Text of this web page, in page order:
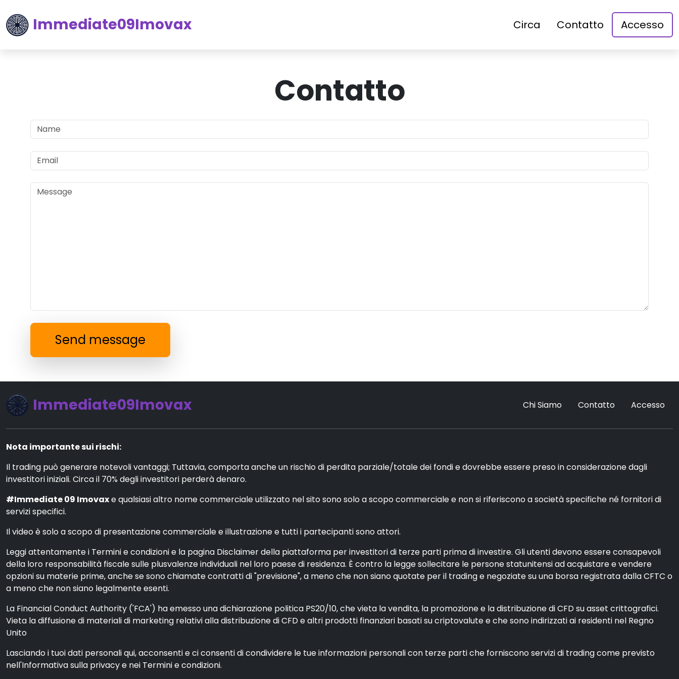
Immediate09Imovax Circa Contatto Accesso
Contatto
Send message
Immediate09Imovax Chi Siamo Contatto Accesso
Nota importante sui rischi:
Il trading può generare notevoli vantaggi; Tuttavia, comporta anche un rischio di perdita parziale/totale dei fondi e dovrebbe essere preso in considerazione dagli
investitori iniziali. Circa il 70% degli investitori perderà denaro.
#Immediate 09 Imovaxe qualsiasi altro nome commerciale utilizzato nel sito sono solo a scopo commerciale e non si riferiscono a società specifiche né fornitori di
servizi specifici.
Il video è solo a scopo di presentazione commerciale e illustrazione e tutti i partecipanti sono attori.
Leggi attentamente i Termini e condizioni e la pagina Disclaimer della piattaforma per investitori di terze parti prima di investire. Gli utenti devono essere consapevoli
della loro responsabilità fiscale sulle plusvalenze individuali nel loro paese di residenza. È contro la legge sollecitare le persone statunitensi ad acquistare e vendere
opzioni su materie prime, anche se sono chiamate contratti di "previsione", a meno che non siano quotate per il trading e negoziate su una borsa registrata dalla CFTC o
a meno che non siano legalmente esenti.
La Financial Conduct Authority ('FCA') ha emesso una dichiarazione politica PS20/10, che vieta la vendita, la promozione e la distribuzione di CFD su asset crittografici.
Vieta la diffusione di materiali di marketing relativi alla distribuzione di CFD e altri prodotti finanziari basati su criptovalute e che sono indirizzati ai residenti nel Regno
Unito
Lasciando i tuoi dati personali qui, acconsenti e ci consenti di condividere le tue informazioni personali con terze parti che forniscono servizi di trading come previsto
nell'Informativa sulla privacy e nei Termini e condizioni.